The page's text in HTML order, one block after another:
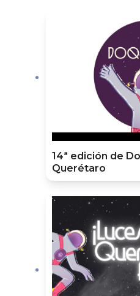
14ª edición de
Querétaro